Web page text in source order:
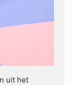
uit het